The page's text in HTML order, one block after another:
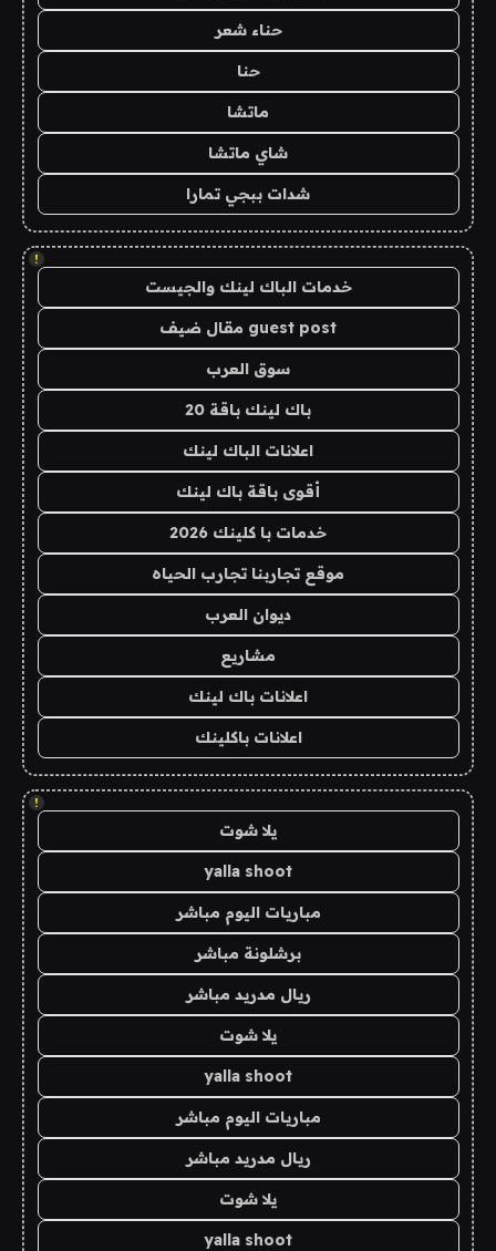
حناء شعر
حنا
ماتشا
شاي ماتشا
شدات ببجي تمارا
!
خدمات الباك لينك والجيست
guest post مقال ضيف
سوق العرب
باك لينك باقة 20
اعلانات الباك لينك
أقوى باقة باك لينك
خدمات با كلينك 2026
موقع تجاربنا تجارب الحياه
ديوان العرب
مشاريع
اعلانات باك لينك
اعلانات باكلينك
!
يلا شوت
yalla shoot
مباريات اليوم مباشر
برشلونة مباشر
ريال مدريد مباشر
يلا شوت
yalla shoot
مباريات اليوم مباشر
ريال مدريد مباشر
يلا شوت
yalla shoot